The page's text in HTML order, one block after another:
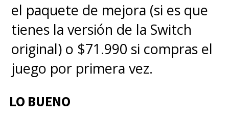
el paquete de mejora (si es que
tienes la versión de la Switch
original) o $71.990 si compras el
juego por primera vez.
LO BUENO